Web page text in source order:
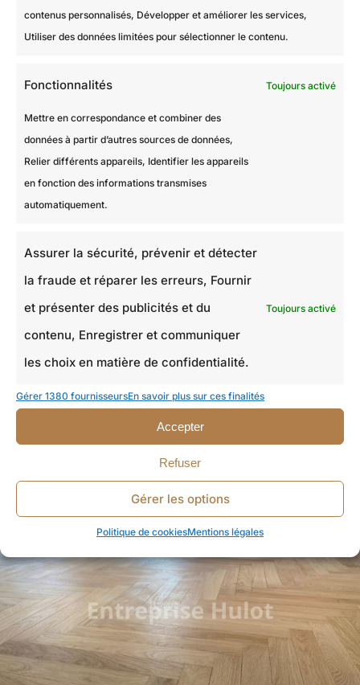
contenus personnalisés, Développer et améliorer les services,
Utiliser des données limitées pour sélectionner le contenu.
Fonctionnalités Toujours activé
Mettre en correspondance et combiner des
données à partir d’autres sources de données,
Relier différents appareils, Identifier les appareils
en fonction des informations transmises
automatiquement.
Assurer la sécurité, prévenir et détecter
la fraude et réparer les erreurs, Fournir
et présenter des publicités et du
contenu, Enregistrer et communiquer
les choix en matière de confidentialité.
Toujours activé
Gérer 1380 fournisseursEn savoir plus sur ces finalités
Accepter
Refuser
Gérer les options
Politique de cookiesMentions légales